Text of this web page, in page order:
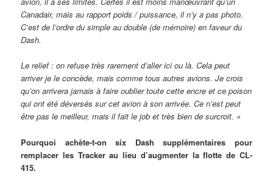
Canadair, mais au rapport poids / puissance, il n’y a pas photo.
C’est de l’ordre du simple au double (de mémoire) en faveur du
Dash.
Le relief : on refuse très rarement d’aller ici ou là. Cela peut
arriver je le concède, mais comme tous autres avions. Je crois
qu’on arrivera jamais à faire oublier toute cette encre et ce poison
qui ont été déversés sur cet avion à son arrivée. Ce n’est peut
être pas le meilleur, mais il fait le job et très bien de surcroit. »
Pourquoi achète-t-on six Dash supplémentaires pour
remplacer les Tracker au lieu d’augmenter la flotte de CL-
415.